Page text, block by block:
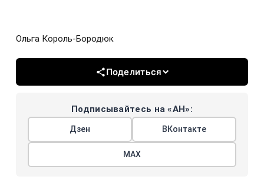
Ольга Король-Бородюк
Поделиться
Подписывайтесь на «АН»:
Дзен ВКонтакте
МАХ